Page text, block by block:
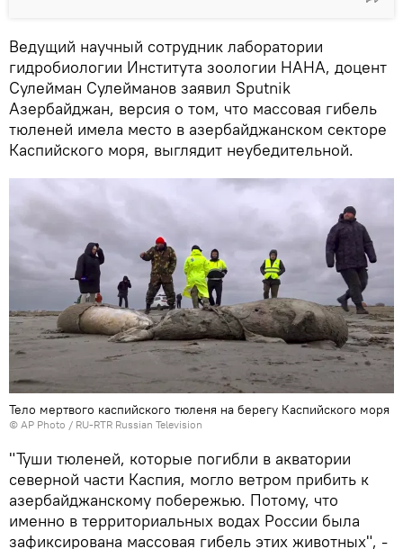
Ведущий научный сотрудник лаборатории
гидробиологии Института зоологии НАНА, доцент
Сулейман Сулейманов заявил Sputnik
Азербайджан, версия о том, что массовая гибель
тюленей имела место в азербайджанском секторе
Каспийского моря, выглядит неубедительной.
Тело мертвого каспийского тюленя на берегу Каспийского моря
© AP Photo / RU-RTR Russian Television
"Туши тюленей, которые погибли в акватории
северной части Каспия, могло ветром прибить к
азербайджанскому побережью. Потому, что
именно в территориальных водах России была
зафиксирована массовая гибель этих животных", -